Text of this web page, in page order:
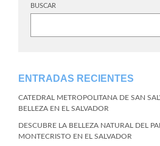
BUSCAR
ENTRADAS RECIENTES
CATEDRAL METROPOLITANA DE SAN
BELLEZA EN EL SALVADOR
DESCUBRE LA BELLEZA NATURAL DEL
MONTECRISTO EN EL SALVADOR